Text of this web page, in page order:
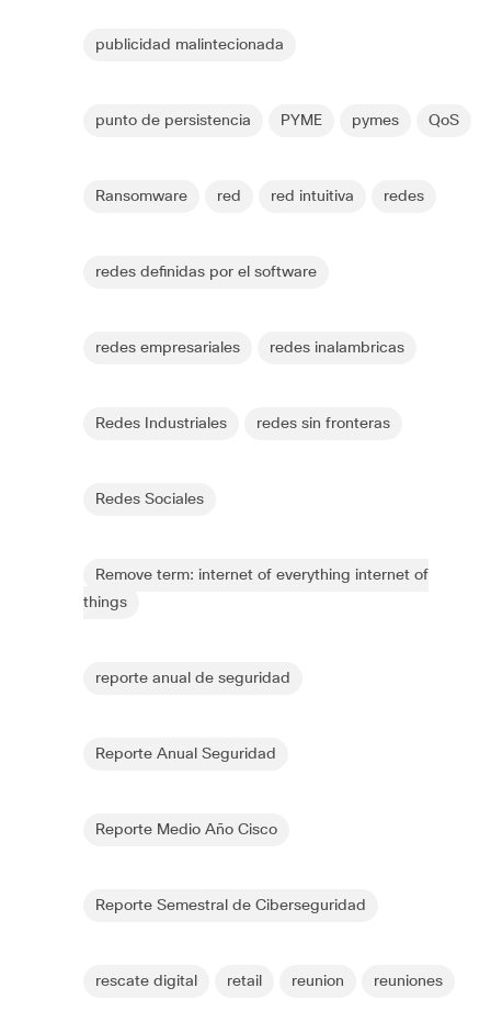
publicidad malintecionada
punto de persistencia PYME pymes QoS
Ransomware red red intuitiva redes
redes definidas por el software
redes empresariales redes inalambricas
Redes Industriales redes sin fronteras
Redes Sociales
Remove term: internet of everything internet of
things
reporte anual de seguridad
Reporte Anual Seguridad
Reporte Medio Año Cisco
Reporte Semestral de Ciberseguridad
rescate digital retail reunion reuniones